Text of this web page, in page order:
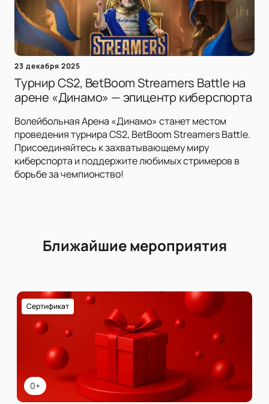
23 декабря 2025
Турнир CS2, BetBoom Streamers Battle на
арене «Динамо» — эпицентр киберспорта
Волейбольная Арена «Динамо» станет местом
проведения турнира CS2, BetBoom Streamers Battle.
Присоединяйтесь к захватывающему миру
киберспорта и поддержите любимых стримеров в
борьбе за чемпионство!
Ближайшие мероприятия
0+
Сертификат